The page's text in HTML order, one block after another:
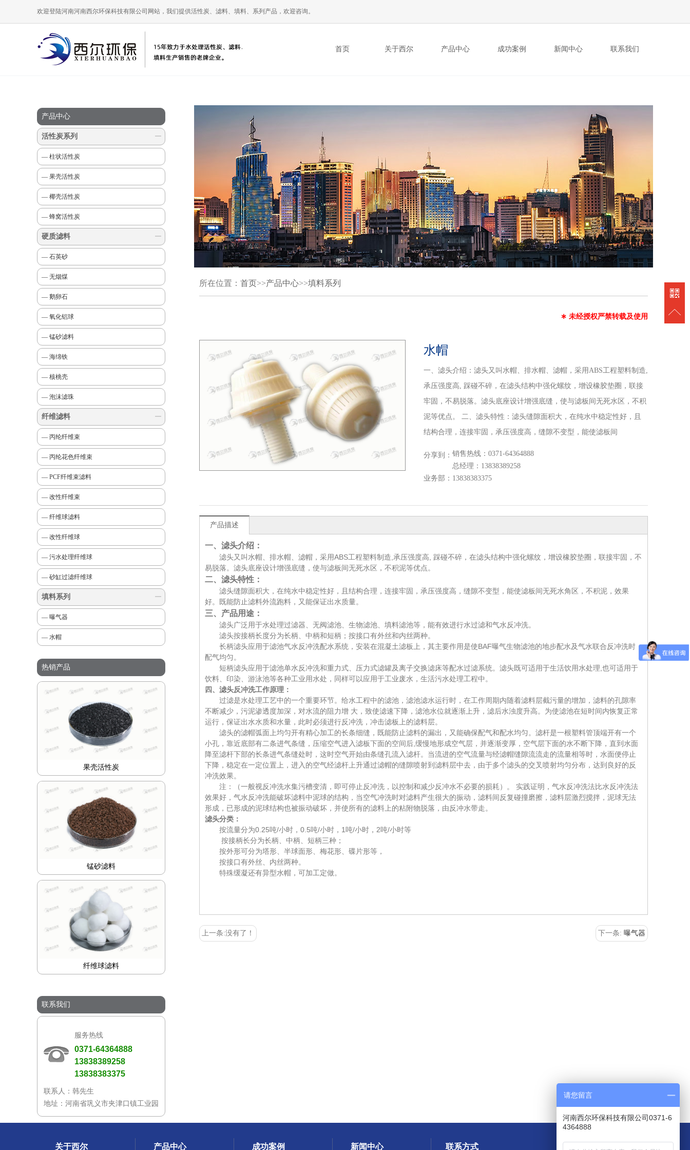
欢迎登陆河南河南西尔环保科技有限公司网站，我们提供活性炭、滤料、填料、系列产品，欢迎咨询。
首页 关于西尔 产品中心 成功案例 新闻中心 联系我们
产品中心
活性炭系列
— 柱状活性炭
— 果壳活性炭
— 椰壳活性炭
— 蜂窝活性炭
硬质滤料
— 石英砂
— 无烟煤
— 鹅卵石
— 氧化铝球
— 锰砂滤料
— 海绵铁
— 核桃壳
— 泡沫滤珠
纤维滤料
— 丙纶纤维束
— 丙纶花色纤维束
— PCF纤维束滤料
— 改性纤维束
— 纤维球滤料
— 改性纤维球
— 污水处理纤维球
— 砂缸过滤纤维球
填料系列
— 曝气器
— 水帽
热销产品
果壳活性炭
锰砂滤料
纤维球滤料
联系我们
服务热线
0371-64364888
13838389258
13838383375
联系人：韩先生
地址：河南省巩义市夹津口镇工业园
所在位置： 首页>>产品中心>>填料系列
∗ 未经授权严禁转载及使用
水帽
一、滤头介绍：滤头又叫水帽、排水帽、滤帽，采用ABS工程塑料制造,
承压强度高, 踩碰不碎，在滤头结构中强化螺纹，增设橡胶垫圈，联接
牢固，不易脱落。滤头底座设计增强底缝，使与滤板间无死水区，不积
泥等优点。 二、滤头特性：滤头缝隙面积大，在纯水中稳定性好，且
结构合理，连接牢固，承压强度高，缝隙不变型，能使滤板间
分享到： 销售热线：0371-64364888
总经理：13838389258
业务部：13838383375
产品描述
一、滤头介绍：
滤头又叫水帽、排水帽、滤帽，采用ABS工程塑料制造,承压强度高, 踩碰不碎，在滤头结构中强化螺纹，增设橡胶垫圈，联接牢固，不
易脱落。滤头底座设计增强底缝，使与滤板间无死水区，不积泥等优点。
二、滤头特性：
滤头缝隙面积大，在纯水中稳定性好，且结构合理，连接牢固，承压强度高，缝隙不变型，能使滤板间无死水角区，不积泥，效果
好。既能防止滤料外流跑料，又能保证出水质量。
三、产品用途：
滤头广泛用于水处理过滤器、无阀滤池、生物滤池、填料滤池等，能有效进行水过滤和气水反冲洗。
滤头按接柄长度分为长柄、中柄和短柄；按接口有外丝和内丝两种。
长柄滤头应用于滤池气水反冲洗配水系统，安装在混凝土滤板上，其主要作用是使BAF曝气生物滤池的地步配水及气水联合反冲洗时
配气均匀。
短柄滤头应用于滤池单水反冲洗和重力式、压力式滤罐及离子交换滤床等配水过滤系统。滤头既可适用于生活饮用水处理,也可适用于
饮料、印染、游泳池等各种工业用水处，同样可以应用于工业废水，生活污水处理工程中。
四、滤头反冲洗工作原理：
过滤是水处理工艺中的一个重要环节。给水工程中的滤池，滤池滤水运行时，在工作周期内随着滤料层截污量的增加，滤料的孔隙率
不断减少，污泥渗透度加深，对水流的阻力增 大，致使滤速下降，滤池水位就逐渐上升，滤后水浊度升高。为使滤池在短时间内恢复正常
运行，保证出水水质和水量，此时必须进行反冲洗，冲击滤板上的滤料层。
滤头的滤帽弧面上均匀开有精心加工的长条细缝，既能防止滤料的漏出，又能确保配气和配水均匀。滤杆是一根塑料管顶端开有一个
小孔，靠近底部有二条进气条缝，压缩空气进入滤板下面的空间后,缓慢地形成空气层，并逐渐变厚，空气层下面的水不断下降，直到水面
降至滤杆下部的长条进气条缝处时，这时空气开始由条缝孔流入滤杆。当流进的空气流量与经滤帽缝隙流流走的流量相等时，水面便停止
下降，稳定在一定位置上，进入的空气经滤杆上升通过滤帽的缝隙喷射到滤料层中去，由于多个滤头的交叉喷射均匀分布，达到良好的反
冲洗效果。
注：（一般视反冲洗水集污槽变清，即可停止反冲洗，以控制和减少反冲水不必要的损耗）。 实践证明，气水反冲洗法比水反冲洗法
效果好，气水反冲洗能破坏滤料中泥球的结构，当空气冲洗时对滤料产生很大的振动，滤料间反复碰撞磨擦，滤料层激烈搅拌，泥球无法
形成，已形成的泥球结构也被振动破坏，并使所有的滤料上的粘附物脱落，由反冲水带走。
滤头分类：
按流量分为0.25吨/小时，0.5吨/小时，1吨/小时，2吨/小时等
按接柄长分为长柄、中柄、短柄三种；
按外形可分为塔形、半球面形、梅花形、碟片形等，
按接口有外丝、内丝两种。
特殊缓凝还有异型水帽，可加工定做。
上一条:没有了！ 下一条: 曝气器
关于西尔 产品中心 成功案例 新闻中心 联系方式
请您留言
河南西尔环保科技有限公司0371-6
4364888